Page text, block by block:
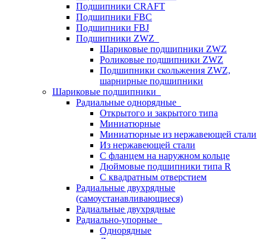
Подшипники CRAFT
Подшипники FBC
Подшипники FBJ
Подшипники ZWZ
Шариковые подшипники ZWZ
Роликовые подшипники ZWZ
Подшипники скольжения ZWZ,
шарнирные подшипники
Шариковые подшипники
Радиальные однорядные
Открытого и закрытого типа
Миниатюрные
Миниатюрные из нержавеющей стали
Из нержавеющей стали
С фланцем на наружном кольце
Дюймовые подшипники типа R
С квадратным отверстием
Радиальные двухрядные
(самоустанавливающиеся)
Радиальные двухрядные
Радиально-упорные
Однорядные